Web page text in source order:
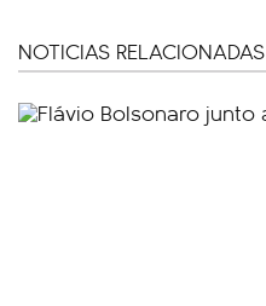
NOTICIAS RELACIONADAS